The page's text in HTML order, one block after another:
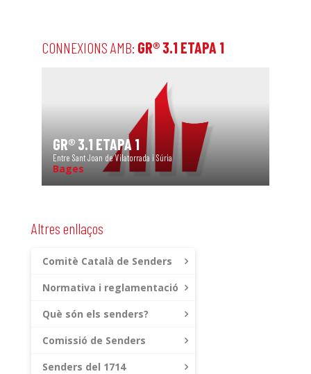
CONNEXIONS AMB: GR® 3.1 ETAPA 1
GR® 3.1 ETAPA 1
Entre Sant Joan de Vilatorrada i Súria
Bages
Altres enllaços
Comitè Català de Senders
Normativa i reglamentació
Què són els senders?
Comissió de Senders
Senders del 1714